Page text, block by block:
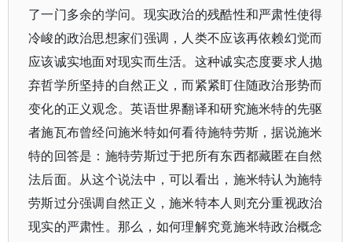
了一门多余的学问。现实政治的残酷性和严肃性使得
冷峻的政治思想家们强调，人类不应该再依赖幻觉而
应该诚实地面对现实而生活。这种诚实态度要求人抛
弃哲学所坚持的自然正义，而紧紧盯住随政治形势而
变化的正义观念。英语世界翻译和研究施米特的先驱
者施瓦布曾经问施米特如何看待施特劳斯，据说施米
特的回答是：施特劳斯过于把所有东西都藏匿在自然
法后面。从这个说法中，可以看出，施米特认为施特
劳斯过分强调自然正义，施米特本人则充分重视政治
现实的严肃性。那么，如何理解究竟施米特政治概念